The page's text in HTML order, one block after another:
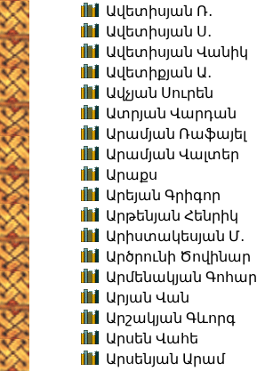
Ավետիսյան Ռ․
Ավետիսյան Ս․
Ավետիսյան Վանիկ
Ավետիքյան Ա․
Ավչյան Սուրեն
Ատրյան Վարդան
Արամյան Ռաֆայել
Արամյան Վալտեր
Արաքս
Արեյան Գրիգոր
Արթենյան Հենրիկ
Արիստակեսյան Մ․
Արծրունի Ծովինար
Արմենակյան Գոհար
Արյան Վան
Արշակյան Գևորգ
Արսեն Վահե
Արսենյան Արամ